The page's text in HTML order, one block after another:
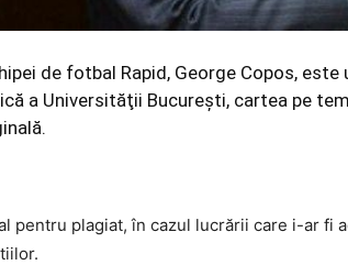
de fotbal Rapid, George Copos,
a Universităţii Bucureşti, cartea pe
pentru plagiat, în cazul lucrării care i-ar fi